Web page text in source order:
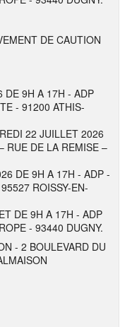
DE CAUTION
DE 9H A 17H - ADP
- 91200 ATHIS-
22 JUILLET 2026
RUE DE LA REMISE –
DE 9H A 17H - ADP -
ROISSY-EN-
DE 9H A 17H - ADP
- 93440 DUGNY.
- 2 BOULEVARD DU